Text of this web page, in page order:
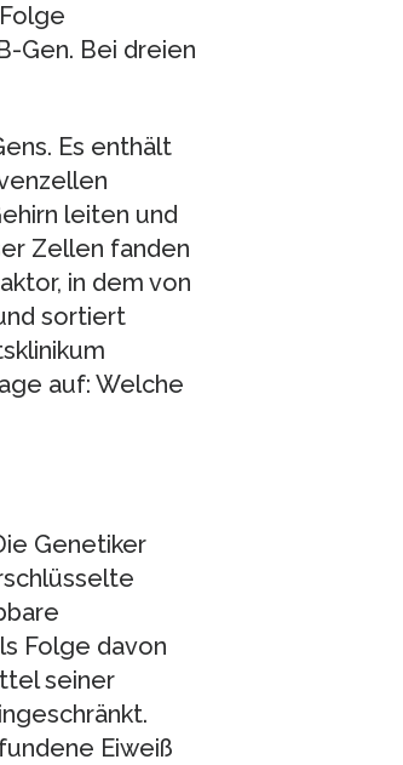
Gen. Bei dreien
Es enthält
leiten und
Zellen fanden
in dem von
sortiert
auf: Welche
Genetiker
Folge davon
seiner
Eiweiß